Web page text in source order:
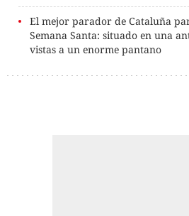
El mejor parador de Cataluña
Semana Santa: situado en una
vistas a un enorme pantano